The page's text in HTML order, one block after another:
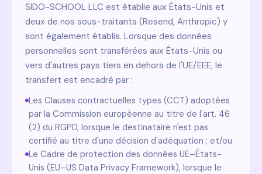
SIDO-SCHOOL LLC est établie aux États-Unis et
deux de nos sous-traitants (Resend, Anthropic) y
sont également établis. Lorsque des données
personnelles sont transférées aux États-Unis ou
vers d'autres pays tiers en dehors de l'UE/EEE, le
transfert est encadré par :
Les Clauses contractuelles types (CCT) adoptées
par la Commission européenne au titre de l'art. 46
(2) du RGPD, lorsque le destinataire n'est pas
certifié au titre d'une décision d'adéquation ; et/ou
Le Cadre de protection des données UE–États-
Unis (EU–US Data Privacy Framework), lorsque le